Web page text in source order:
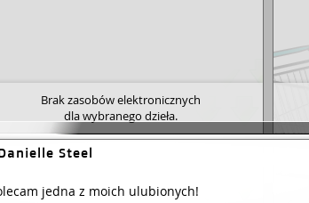
Brak zasobów elektronicznych
dla wybranego dzieła.
Steel
jedna z moich ulubionych!